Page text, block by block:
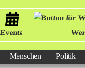
Events
Menschen Politik